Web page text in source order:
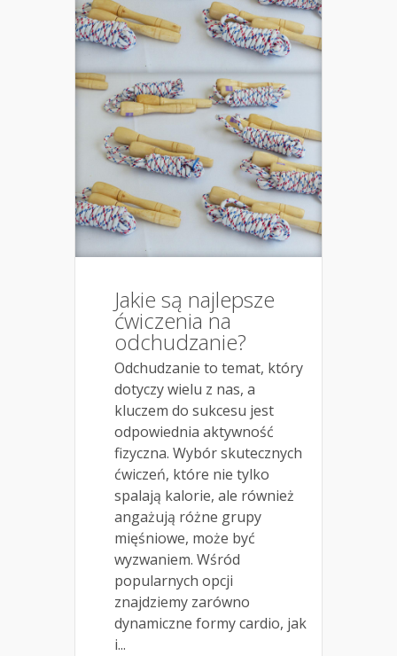
Jakie są najlepsze
ćwiczenia na
odchudzanie?
Odchudzanie to temat, który
dotyczy wielu z nas, a
kluczem do sukcesu jest
odpowiednia aktywność
fizyczna. Wybór skutecznych
ćwiczeń, które nie tylko
spalają kalorie, ale również
angażują różne grupy
mięśniowe, może być
wyzwaniem. Wśród
popularnych opcji
znajdziemy zarówno
dynamiczne formy cardio, jak
i...